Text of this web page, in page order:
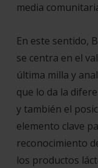
media
En este sentido,
se centra en el
última milla y
que lo da la
y también el
elemento clave
reconocimiento
los productos